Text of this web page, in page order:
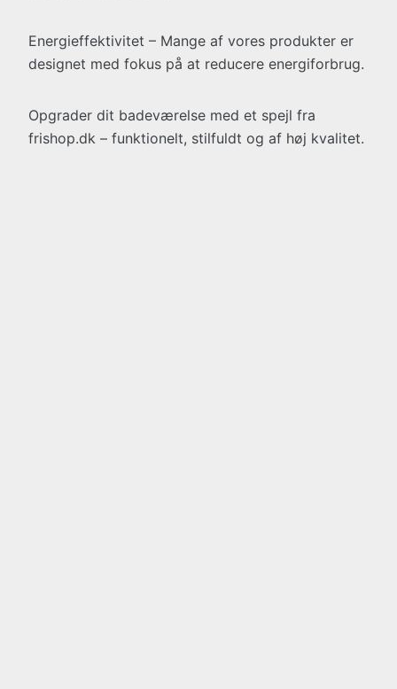
Energieffektivitet – Mange af vores produkter er
designet med fokus på at reducere energiforbrug.
Opgrader dit badeværelse med et spejl fra
frishop.dk – funktionelt, stilfuldt og af høj kvalitet.